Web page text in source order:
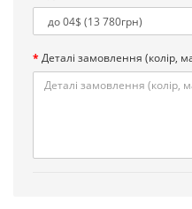
Деталі замовлення (колір,